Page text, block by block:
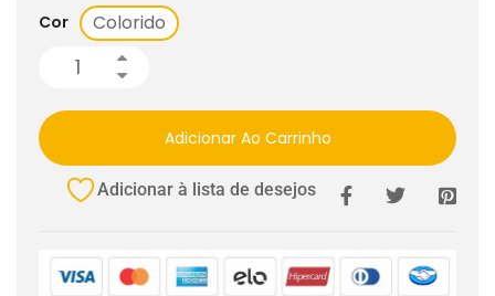
Cor Colorido
Adicionar Ao Carrinho
Adicionar à lista de desejos